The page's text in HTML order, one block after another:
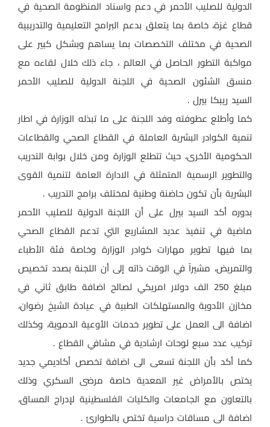
الدولية للصليب الأحمر في دعم واسناد المنظومة الصحية في
قطاع غزة، خاصة بما يتعلق بدعم البرامج التعليمية والتدريبية
الصحية في مختلف التخصصات بما يساهم وبشكل كبير على
مواكبة التطور الحاصل في العالم ، جاء ذلك خلال لقاءه مع
منسق الشئون الصحية في اللجنة الدولية للصليب الأحمر
السيد ريبكا بيرل .
كما وأطلع عطوفته وفد اللجنة على ما تبذله الوزارة في اطار
تنمية الكوادر البشرية العاملة في القطاع الصحي والقطاعات
الحكومية الأخرى، حيث تتطلع الوزارة ومن خلال بوابة التدريب
والتطوير الرسمية المتمثلة في الادارة العامة لتنمية القوى
البشرية بأن تكون حاضنة وطنية لمختلف برامج التدريب .
بدوره أكد السيد بيرل على أن اللجنة الدولية للصليب الأحمر
ماضية في تنفيذ عديد المشاريع التي تدعم القطاع الصحي
بما فيها تطوير مهارات كوادر الوزارة وخاصة فئة الأطباء
والتمريض، مشيراً في الوقت ذاته إلى أن اللجنة بصدد تخصيص
مبلغ 250 الف دولار امريكي لصالح اضافة طابق ثاني في
مخازن الأدوية والمستهلكات الطبية في عيادة الشيخ رضوان،
اضافة الى العمل على تطوير خدمات الأوعية الدموية، وكذلك
تركيب عدد سبع لوحات ارشادية في مشافي القطاع .
كما أكد بأن اللجنة تسعى الى اضافة تخصص أكاديمي جديد
يختص بالأمراض غير المعدية خاصة مرضى السكري وذلك
بالتعاون مع الجامعات والكليات الفلسطينية لإدراج المساق،
اضافة الى مساقات دراسية تختص بالطوارئ .